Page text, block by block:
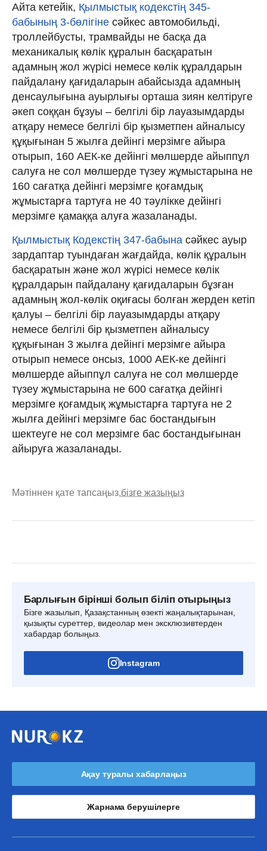
Айта кетейік, Қылмыстық кодекстің 345-
бабының 3-бөлігіне сәйкес автомобильдi,
троллейбусты, трамвайды не басқа да
механикалық көлiк құралын басқаратын
адамның жол жүрісі немесе көлiк құралдарын
пайдалану қағидаларын абайсызда адамның
денсаулығына ауырлығы орташа зиян келтiруге
әкеп соққан бұзуы – белгiлi бiр лауазымдарды
атқару немесе белгiлi бiр қызметпен айналысу
құқығынан 5 жылға дейiнгi мерзiмге айыра
отырып, 160 АЕК-ке дейiнгi мөлшерде айыппұл
салуға не сол мөлшерде түзеу жұмыстарына не
160 сағатқа дейiнгi мерзiмге қоғамдық
жұмыстарға тартуға не 40 тәулікке дейінгі
мерзімге қамаққа алуға жазаланады.
Қылмыстық Кодекстің 347-бабына сәйкес ауыр
зардаптар туындаған жағдайда, көлiк құралын
басқаратын және жол жүрісі немесе көлік
құралдарын пайдалану қағидаларын бұзған
адамның жол-көлiк оқиғасы болған жерден кетіп
қалуы – белгілi бiр лауазымдарды атқару
немесе белгiлi бiр қызметпен айналысу
құқығынан 3 жылға дейiнгi мерзiмге айыра
отырып немесе онсыз, 1000 АЕК-ке дейінгі
мөлшерде айыппұл салуға не сол мөлшерде
түзеу жұмыстарына не 600 сағатқа дейінгі
мерзімге қоғамдық жұмыстарға тартуға не 2
жылға дейінгі мерзімге бас бостандығын
шектеуге не сол мерзімге бас бостандығынан
айыруға жазаланады.
Мәтіннен қате тапсаңыз,бізге жазыңыз
Барлығын бірінші болып біліп отырыңыз
Бізге жазылып, Қазақстанның өзекті жаңалықтарынан,
қызықты суреттер, видеолар мен эксклюзивтерден
хабардар болыңыз.
Instagram
Ақау туралы хабарлаңыз
Жарнама берушілерге